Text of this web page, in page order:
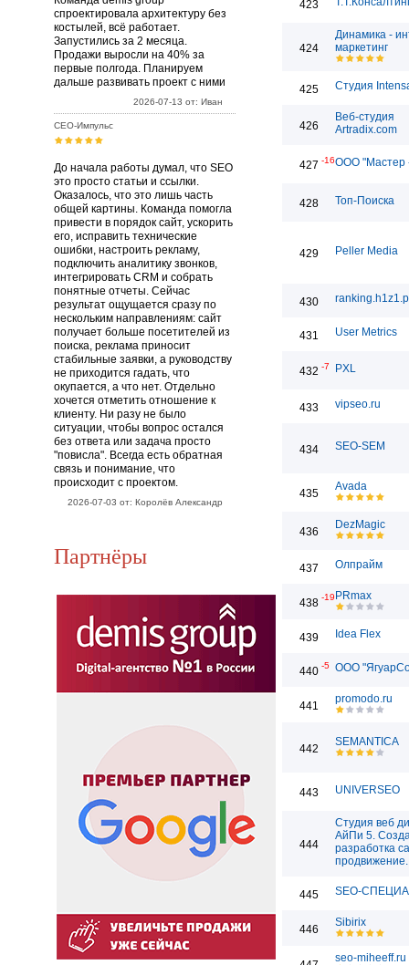
спроектировала архитектуру без
костылей, всё работает.
Запустились за 2 месяца.
Продажи выросли на 40% за
первые полгода. Планируем
дальше развивать проект с ними
2026-07-13 от: Иван
СЕО-Импульс
До начала работы думал, что SEO
это просто статьи и ссылки.
Оказалось, что это лишь часть
общей картины. Команда помогла
привести в порядок сайт, ускорить
его, исправить технические
ошибки, настроить рекламу,
подключить аналитику звонков,
интегрировать CRM и собрать
понятные отчеты. Сейчас
результат ощущается сразу по
нескольким направлениям: сайт
получает больше посетителей из
поиска, реклама приносит
стабильные заявки, а руководству
не приходится гадать, что
окупается, а что нет. Отдельно
хочется отметить отношение к
клиенту. Ни разу не было
ситуации, чтобы вопрос остался
без ответа или задача просто
"повисла". Всегда есть обратная
связь и понимание, что
происходит с проектом.
2026-07-03 от: Королёв Александр
Партнёры
423
424
Динамика -
маркетинг
425 Студия
426
Веб-студия
Artradix.com
427 -16ООО "Мастер
428 Топ-Поиска
429 Peller Media
430
431 User Metrics
432 -7 PXL
433 vipseo.ru
434 SEO-SEM
435
Avada
436
DezMagic
437 Олпрайм
438 -19 PRmax
439 Idea Flex
440 -5 ООО
441
promodo.ru
442
SEMANTICA
443 UNIVERSEO
444
Студия веб
АйПи 5.
разработка
продвижение.
445 SEO-
446
Sibirix
seo-miheeff.ru